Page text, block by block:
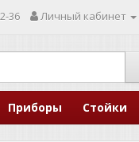
36 Личный кабинет
Приборы Стойки